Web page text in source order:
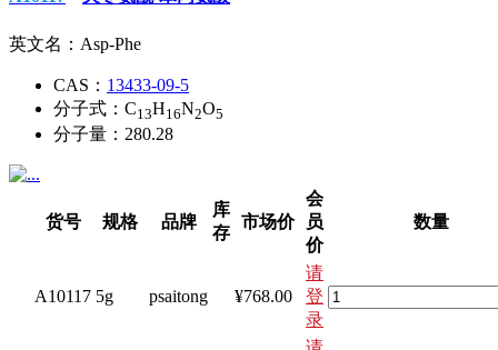
英文名： Asp-Phe
CAS： 13433-09-5
分子式： C13H16N2O5
分子量： 280.28
货号 规格 品牌
库
存
市场价
会
员
价
数量
A10117 5g psaitong ¥768.00
请
登
录